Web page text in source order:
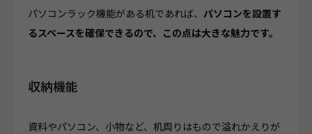
パソコンラック機能がある机であれば、 パソコンを設置す
るスペースを確保できるので、この点は大きな魅力です。
収納機能
資料やパソコン、小物など、机周りはもので溢れかえりが